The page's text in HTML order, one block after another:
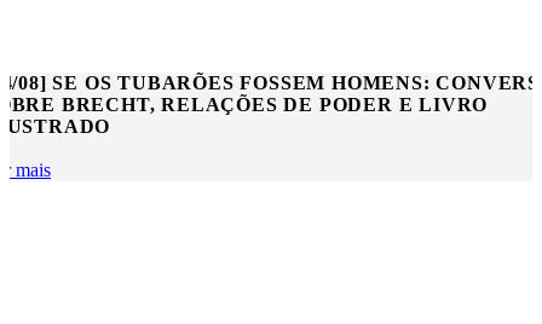
08] SE OS TUBARÕES FOSSEM HOMENS:
BRECHT, RELAÇÕES DE PODER E LIVRO
mais